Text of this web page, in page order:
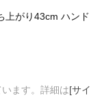
上がり43cm ハンド
ます。詳細は[サイ